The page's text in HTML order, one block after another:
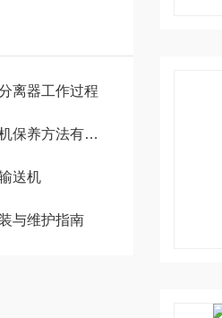
离器工作过程
养方法有哪些
送机
与维护指南